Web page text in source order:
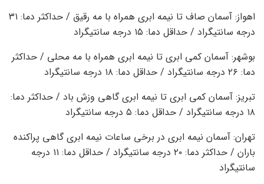
اهواز: آسمان صاف تا نیمه ابری همراه با مه رقیق / حداکثر دما: ۳۱
درجه سانتیگراد / حداقل دما: ۱۵ درجه سانتیگراد
بوشهر: آسمان کمی ابری تا نیمه ابری همراه با مه محلی / حداکثر
دما: ۲۶ درجه سانتیگراد / حداقل دما: ۱۸ درجه سانتیگراد
تبریز: آسمان کمی ابری تا نیمه ابری گاهی وزش باد / حداکثر دما:
۱۸ درجه سانتیگراد / حداقل دما: ۵ درجه سانتیگراد
تهران: آسمان نیمه ابری در برخی ساعات نیمه ابری گاهی پراکنده
باران / حداکثر دما: ۲۰ درجه سانتیگراد / حداقل دما: ۱۱ درجه
سانتیگراد